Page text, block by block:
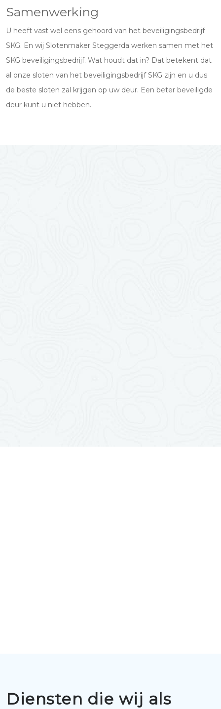
Samenwerking
U heeft vast wel eens gehoord van het beveiligingsbedrijf
SKG. En wij Slotenmaker Steggerda werken samen met het
SKG beveiligingsbedrijf. Wat houdt dat in? Dat betekent dat
al onze sloten van het beveiligingsbedrijf SKG zijn en u dus
de beste sloten zal krijgen op uw deur. Een beter beveiligde
deur kunt u niet hebben.
Diensten die wij als